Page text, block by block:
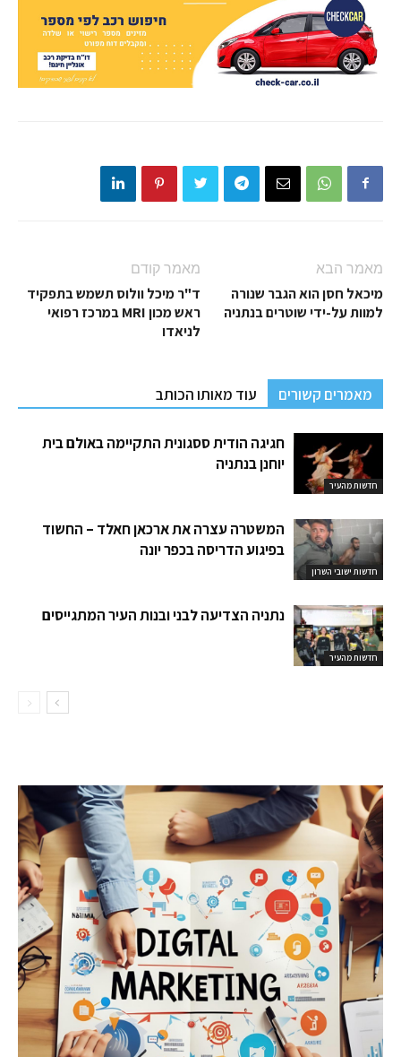
מאמר קודם
ד"ר מיכל וולוס תשמש בתפקיד
ראש מכון MRI במרכז רפואי
לניאדו
מאמר הבא
מיכאל חסן הוא הגבר שנורה
למוות על-ידי שוטרים בנתניה
מאמרים קשורים עוד מאותו הכותב
חדשות מהעיר
חגיגה הודית ססגונית התקיימה באולם בית
יוחנן בנתניה
חדשות ישובי השרון
המשטרה עצרה את ארכאן חאלד – החשוד
בפיגוע הדריסה בכפר יונה
חדשות מהעיר
נתניה הצדיעה לבני ובנות העיר המתגייסים